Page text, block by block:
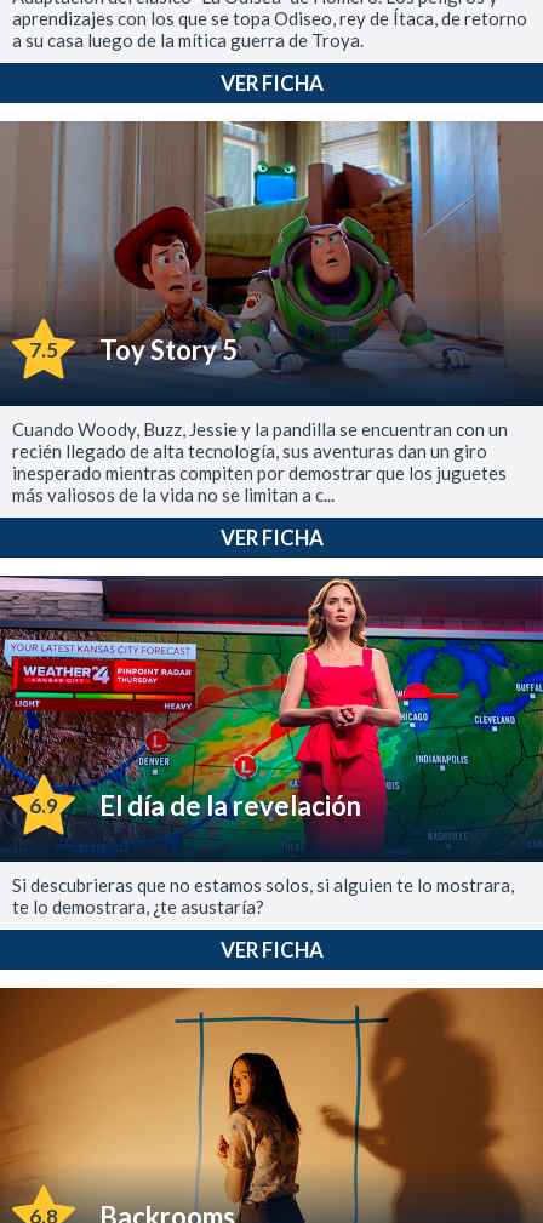
aprendizajes con los que se topa Odiseo, rey de Ítaca, de retorno
a su casa luego de la mítica guerra de Troya.
VER FICHA
7.5 Toy Story 5
Cuando Woody, Buzz, Jessie y la pandilla se encuentran con un
recién llegado de alta tecnología, sus aventuras dan un giro
inesperado mientras compiten por demostrar que los juguetes
más valiosos de la vida no se limitan a c...
VER FICHA
6.9 El día de la revelación
Si descubrieras que no estamos solos, si alguien te lo mostrara,
te lo demostrara, ¿te asustaría?
VER FICHA
6.8